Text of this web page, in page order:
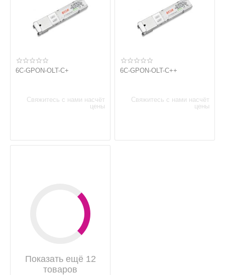
6C-GPON-OLT-C+
Свяжитесь с нами насчёт
цены
6C-GPON-OLT-C++
Свяжитесь с нами насчёт
цены
Показать ещё 12
товаров